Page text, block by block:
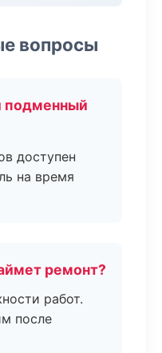
вопросы
подменный
доступен
на время
ремонт?
работ.
после